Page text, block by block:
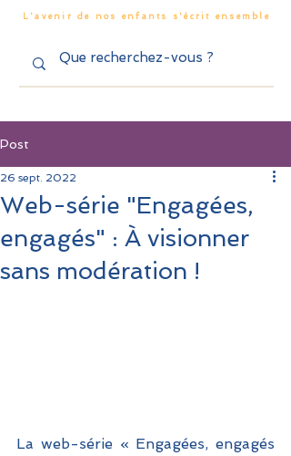
L'avenir de nos enfants s'écrit ensemble
Post
Web-série "Engagées,
engagés" : À visionner
sans modération !
26 sept. 2022
La web-série « Engagées, engagés